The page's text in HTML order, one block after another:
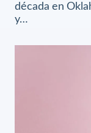
década en
y…